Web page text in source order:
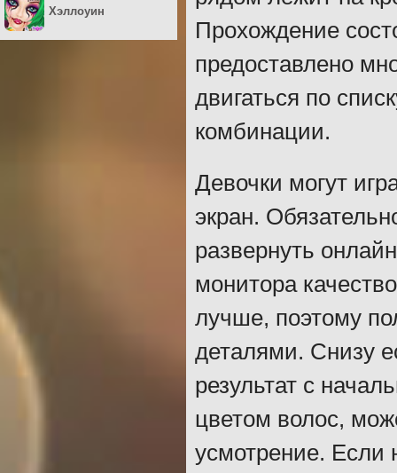
Прохождение
предоставлено
двигаться по
комбинации.
Девочки могут
экран.
развернуть
монитора
лучше, поэтому
деталями. Снизу
результат с
цветом волос,
усмотрение. Если
Хэллоуин